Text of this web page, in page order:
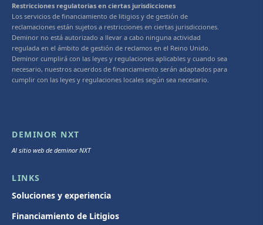
Restricciones regulatorias en ciertas jurisdicciones
Los servicios de financiamiento de litigios y de gestión de
reclamaciones están sujetos a restricciones en ciertas jurisdicciones.
Deminor no está autorizado a llevar a cabo ninguna actividad
regulada en el ámbito de gestión de reclamos en el Reino Unido.
Deminor cumplirá con las leyes y regulaciones aplicables y cuando sea
necesario, nuestros acuerdos de financiamiento serán adaptados para
cumplir con las leyes y regulaciones locales según sea necesario.
DEMINOR NXT
Al sitio web de deminor NXT
LINKS
Soluciones y experiencia
Financiamiento de Litigios